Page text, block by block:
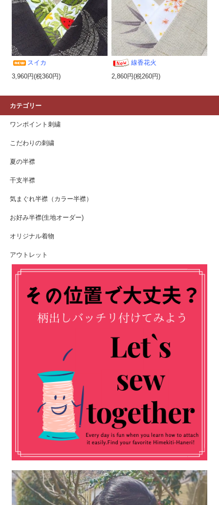
スイカ
3,960円(税360円)
線香花火
2,860円(税260円)
カテゴリー
ワンポイント刺繍
こだわりの刺繍
夏の半襟
干支半襟
気まぐれ半襟（カラー半襟）
お好み半襟(生地オーダー)
オリジナル着物
アウトレット